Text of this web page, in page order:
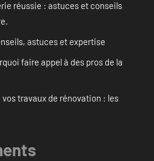
réussie : astuces et conseils
astuces et expertise
faire appel à des pros de la
travaux de rénovation : les